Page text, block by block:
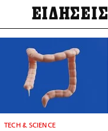
ΕΙΔΗΣΕΙΣ
ΤECH & SCIENCE